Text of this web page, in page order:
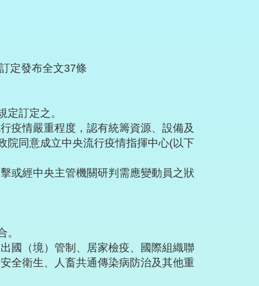
定發布全文37條
訂定之。
情嚴重程度，認有統籌資源、設備及
院同意成立中央流行疫情指揮中心(以下
經中央主管機關研判需應變動員之狀
國（境）管制、居家檢疫、國際組織聯
全衛生、人畜共通傳染病防治及其他重